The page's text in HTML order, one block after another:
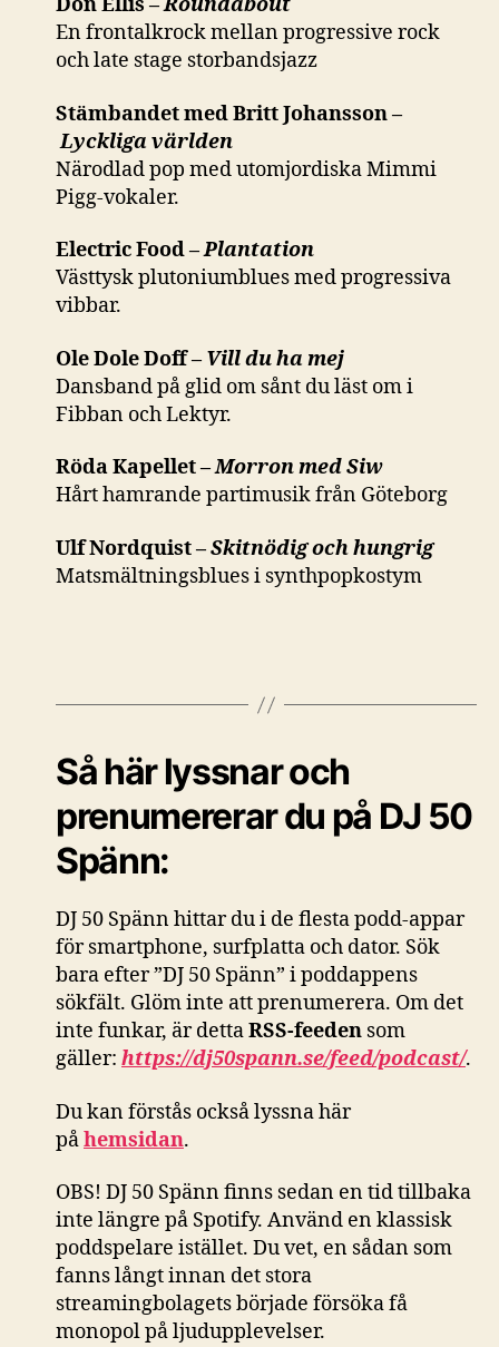
Don Ellis –Roundabout
En frontalkrock mellan progressive rock
och late stage storbandsjazz
Stämbandet med Britt Johansson –
Lyckliga världen
Närodlad pop med utomjordiska Mimmi
Pigg-vokaler.
Electric Food –Plantation
Västtysk plutoniumblues med progressiva
vibbar.
Ole Dole Doff – Vill du ha mej
Dansband på glid om sånt du läst om i
Fibban och Lektyr.
Röda Kapellet –Morron med Siw
Hårt hamrande partimusik från Göteborg
Ulf Nordquist –Skitnödig och hungrig
Matsmältningsblues i synthpopkostym
Så här lyssnar och
prenumererar du på DJ 50
Spänn:
DJ 50 Spänn hittar du i de flesta podd-appar
för smartphone, surfplatta och dator. Sök
bara efter ”DJ 50 Spänn” i poddappens
sökfält. Glöm inte att prenumerera. Om det
inte funkar, är dettaRSS-feeden som
gäller: https://dj50spann.se/feed/podcast/.
Du kan förstås ocksålyssna här
påhemsidan.
OBS! DJ 50 Spänn finns sedan en tid tillbaka
inte längre på Spotify. Använd en klassisk
poddspelare istället. Du vet, en sådan som
fanns långt innan det stora
streamingbolagets började försöka få
monopol på ljudupplevelser.